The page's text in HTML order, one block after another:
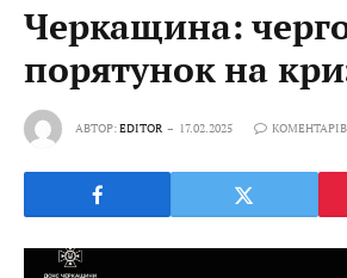
Черкащина:
порятунок на
АВТОР:EDITOR 17.02.2025